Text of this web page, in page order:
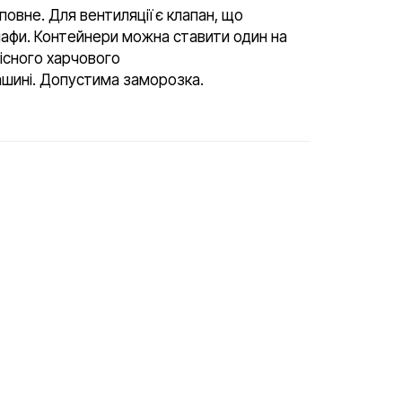
Для вентиляції є клапан, що
Контейнери можна ставити один на
харчового
Допустима заморозка.